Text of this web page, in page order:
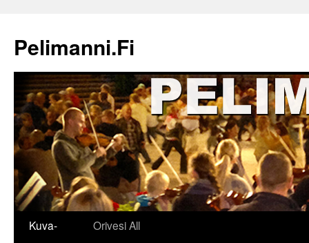
Pelimanni.Fi
Kuva-
Orivesi All